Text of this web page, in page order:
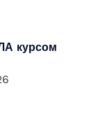
курсом